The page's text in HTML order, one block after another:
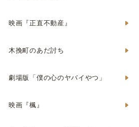
映画『正直不動産』
木挽町のあだ討ち
劇場版「僕の心のヤバイやつ」
映画『楓』